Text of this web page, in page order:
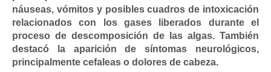
náuseas, vómitos y posibles cuadros de intoxicación
relacionados con los gases liberados durante el
proceso de descomposición de las algas. También
destacó la aparición de síntomas neurológicos,
principalmente cefaleas o dolores de cabeza.